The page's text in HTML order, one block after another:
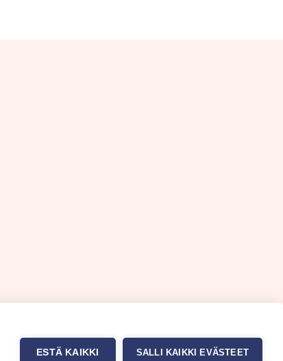
ESTÄ KAIKKI SALLI KAIKKI EVÄSTEET